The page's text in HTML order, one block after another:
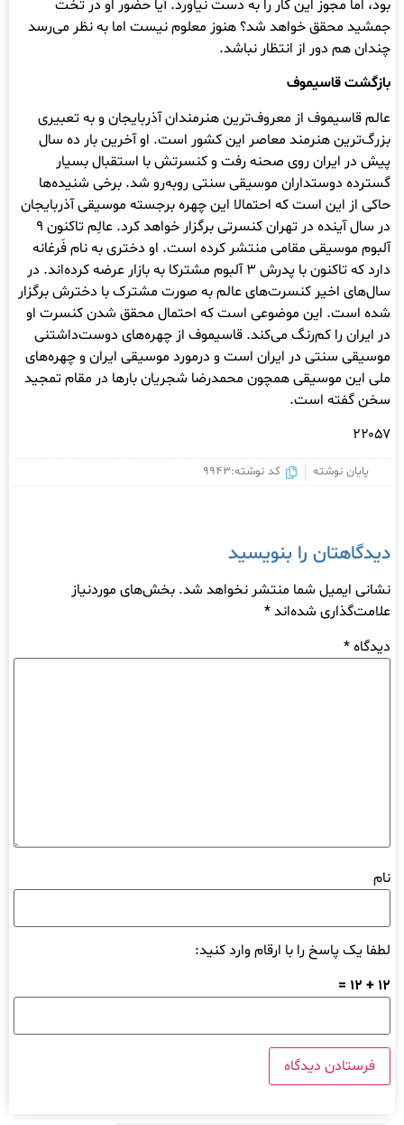
بود، اما مجوز این کار را به دست نیاورد. آیا حضور او در تخت
جمشید محقق خواهد شد؟ هنوز معلوم نیست اما به نظر می‌رسد
چندان هم دور از انتظار نباشد.
بازگشت قاسیموف
عالم قاسیموف از معروف‌ترین هنرمندان آذربایجان و به تعبیری
بزرگ‌ترین هنرمند معاصر این کشور است. او آخرین بار ده سال
پیش در ایران روی صحنه رفت و کنسرتش با استقبال بسیار
گسترده دوستداران موسیقی سنتی روبه‌رو شد. برخی شنیده‌ها
حاکی از این است که احتمالا این چهره برجسته موسیقی آذربایجان
در سال آینده در تهران کنسرتی برگزار خواهد کرد. عالِم تاکنون ۹
آلبوم موسیقی مقامی منتشر کرده ‌است. او دختری به نام فَرغانه
دارد که تاکنون با پدرش ۳ آلبوم مشترکا به بازار عرضه کرده‌اند. در
سال‌های اخیر کنسرت‌های عالم به صورت مشترک با دخترش برگزار
شده است. این موضوعی است که احتمال محقق شدن کنسرت او
در ایران را کم‌رنگ می‌کند. قاسیموف از چهره‌های دوست‌داشتنی
موسیقی سنتی در ایران است و درمورد موسیقی ایران و چهره‌های
ملی این موسیقی همچون محمدرضا شجریان بارها در مقام تمجید
سخن گفته است.
۲۲۰۵۷
پایان نوشته کد نوشته:9943
دیدگاهتان را بنویسید
نشانی ایمیل شما منتشر نخواهد شد. بخش‌های موردنیاز
علامت‌گذاری شده‌اند*
دیدگاه*
نام
لطفا یک پاسخ را با ارقام وارد کنید:
12 + 12 =